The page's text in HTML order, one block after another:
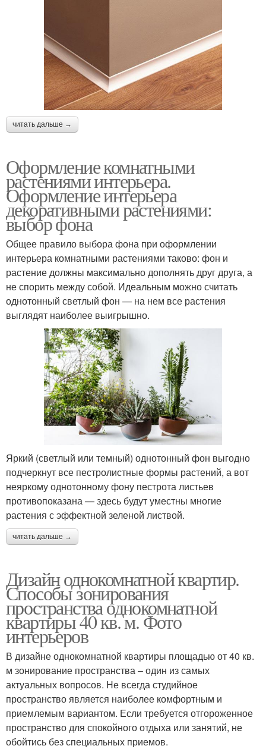
читать дальше →
Оформление комнатными
растениями интерьера.
Оформление интерьера
декоративными растениями:
выбор фона
Общее правило выбора фона при оформлении
интерьера комнатными растениями таково: фон и
растение должны максимально дополнять друг друга, а
не спорить между собой. Идеальным можно считать
однотонный светлый фон — на нем все растения
выглядят наиболее выигрышно.
Яркий (светлый или темный) однотонный фон выгодно
подчеркнут все пестролистные формы растений, а вот
неяркому однотонному фону пестрота листьев
противопоказана — здесь будут уместны многие
растения с эффектной зеленой листвой.
читать дальше →
Дизайн однокомнатной квартир.
Способы зонирования
пространства однокомнатной
квартиры 40 кв. м. Фото
интерьеров
В дизайне однокомнатной квартиры площадью от 40 кв.
м зонирование пространства – один из самых
актуальных вопросов. Не всегда студийное
пространство является наиболее комфортным и
приемлемым вариантом. Если требуется отгороженное
пространство для спокойного отдыха или занятий, не
обойтись без специальных приемов.